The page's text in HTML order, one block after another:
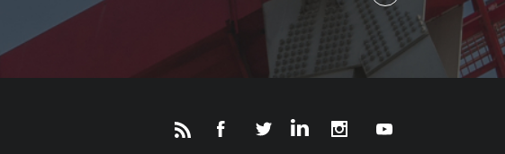
Новости